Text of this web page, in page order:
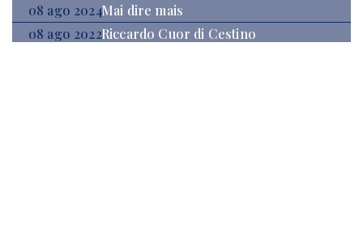
08 ago 2024Mai dire mais
08 ago 2022Riccardo Cuor di Cestino